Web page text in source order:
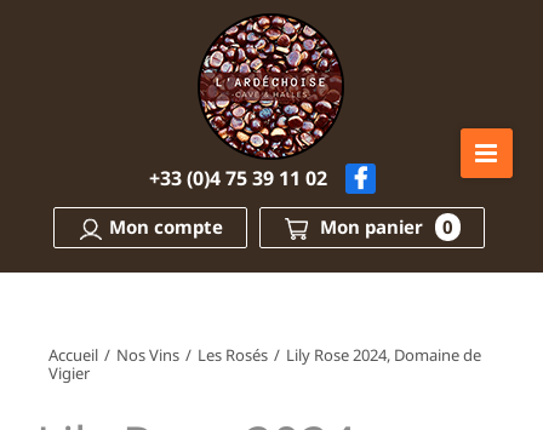
+33 (0)4 75 39 11 02
Mon compte Mon panier 0
Accueil / Nos Vins / Les Rosés / Lily Rose 2024, Domaine de
Vigier